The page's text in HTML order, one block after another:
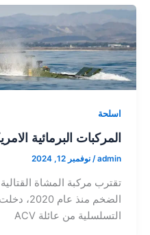
اسلحة
المركبات البرمائية
admin
/ نوفمبر 12, 2024
الضخم منذ
التسلسلية من عائلة ACV